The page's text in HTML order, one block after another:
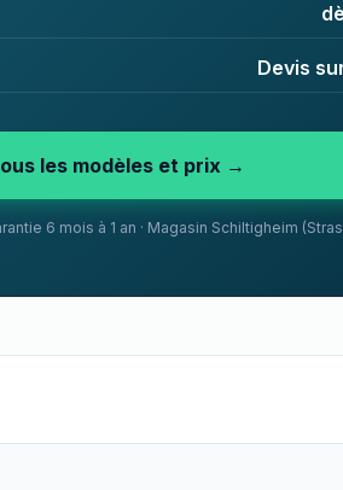
Devis
les modèles et prix →
6 mois à 1 an · Magasin Schiltigheim